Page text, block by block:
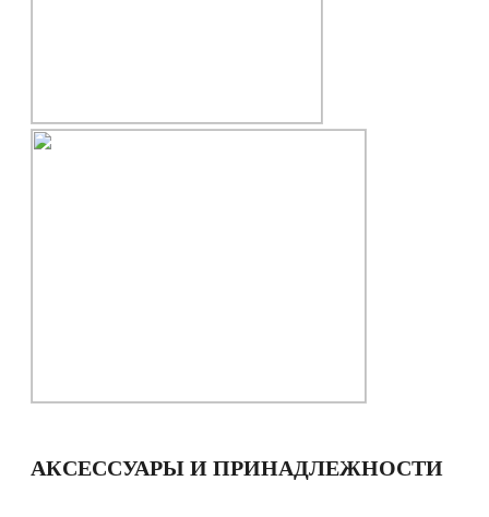
АКСЕССУАРЫ И ПРИНАДЛЕЖНОСТИ